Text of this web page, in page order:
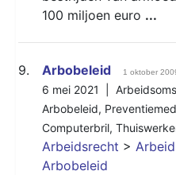
100 miljoen euro ...
9. Arbobeleid 1 oktober
6 mei 2021 |
Arbobeleid,
Computerbril,
Arbeidsrecht >
Arbobeleid